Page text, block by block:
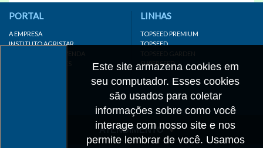
Este site armazena cookies em
seu computador. Esses cookies
são usados para coletar
informações sobre como você
interage com nosso site e nos
permite lembrar de você. Usamos
PORTAL
A EMPRESA
INSTITUTO AGRISTAR
DISTRIBUIDOR/REVENDA
LINKS IMPORTANTES
LINHAS
TOPSEED PREMIUM
TOPSEED
TOPSEED GARDEN
SUPERSEED
ATENDIMENTO